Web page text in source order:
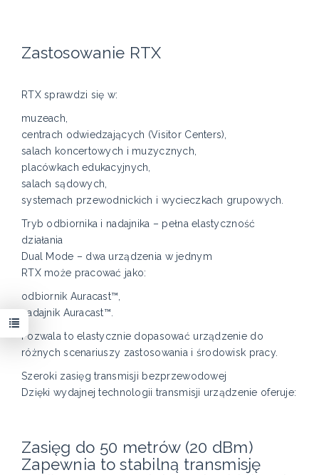
Zastosowanie RTX
RTX sprawdzi się w:
muzeach,
centrach odwiedzających (Visitor Centers),
salach koncertowych i muzycznych,
placówkach edukacyjnych,
salach sądowych,
systemach przewodnickich i wycieczkach grupowych.
Tryb odbiornika i nadajnika – pełna elastyczność
działania
Dual Mode – dwa urządzenia w jednym
RTX może pracować jako:
odbiornik Auracast™,
nadajnik Auracast™.
Pozwala to elastycznie dopasować urządzenie do
różnych scenariuszy zastosowania i środowisk pracy.
Szeroki zasięg transmisji bezprzewodowej
Dzięki wydajnej technologii transmisji urządzenie oferuje:
Zasięg do 50 metrów (20 dBm)
Zapewnia to stabilną transmisję